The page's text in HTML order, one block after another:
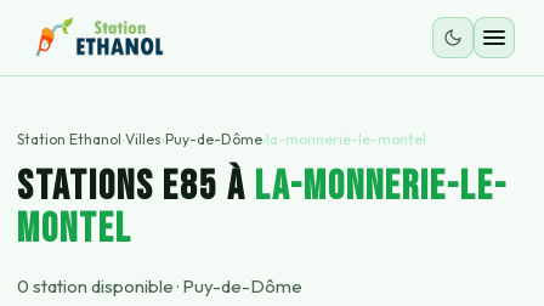
Station Ethanol›Villes›Puy-de-Dôme›la-monnerie-le-montel
STATIONS E85 À la-monnerie-le-
montel
0 station disponible · Puy-de-Dôme